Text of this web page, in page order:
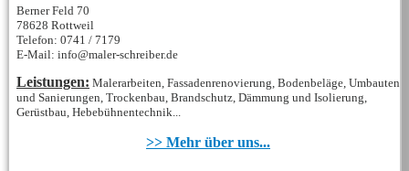
Berner Feld 70
78628 Rottweil
Telefon: 0741 / 7179
E-Mail: info@maler-schreiber.de
Leistungen: Malerarbeiten, Fassadenrenovierung, Bodenbeläge, Umbauten
und Sanierungen, Trockenbau, Brandschutz, Dämmung und Isolierung,
Gerüstbau, Hebebühnentechnik...
>> Mehr über uns...